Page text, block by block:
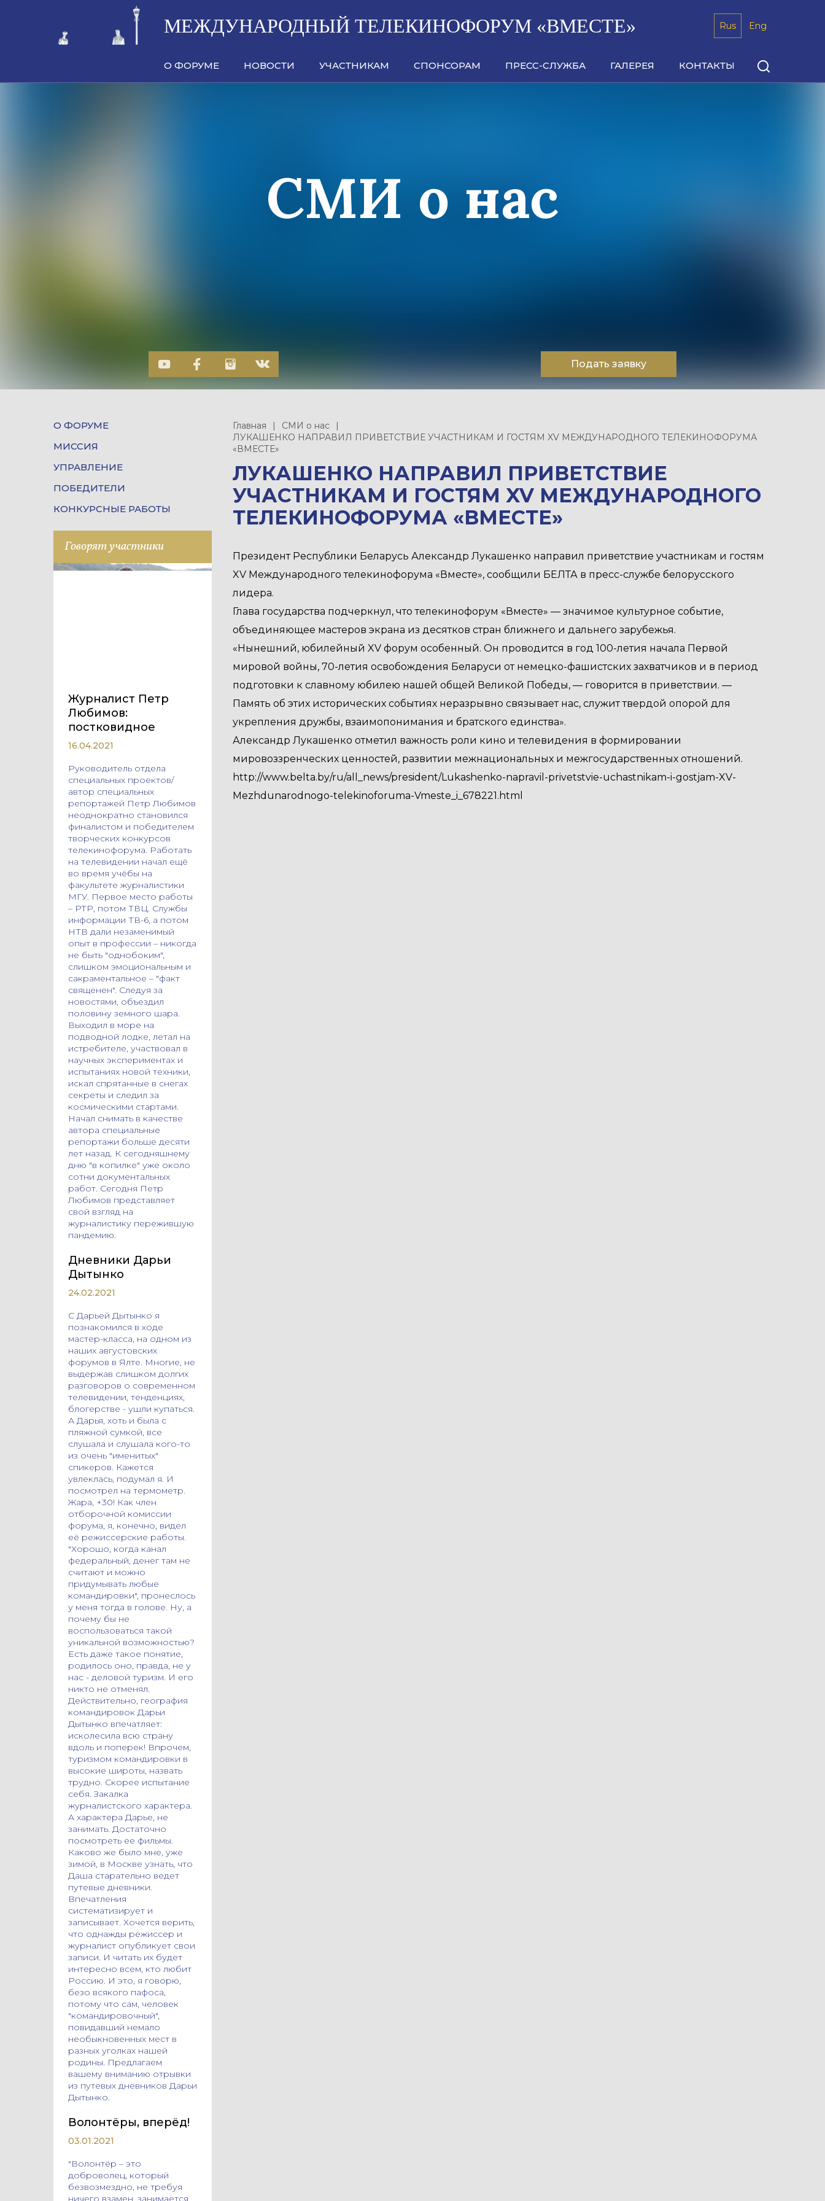
МЕЖДУНАРОДНЫЙ ТЕЛЕКИНОФОРУМ «ВМЕСТЕ» Rus Eng
О ФОРУМЕ НОВОСТИ УЧАСТНИКАМ СПОНСОРАМ ПРЕСС-СЛУЖБА ГАЛЕРЕЯ КОНТАКТЫ
СМИ о нас
Подать заявку
Главная
СМИ о нас
ЛУКАШЕНКО НАПРАВИЛ ПРИВЕТСТВИЕ УЧАСТНИКАМ И ГОСТЯМ XV МЕЖДУНАРОДНОГО ТЕЛЕКИНОФОРУМА
«ВМЕСТЕ»
ЛУКАШЕНКО НАПРАВИЛ ПРИВЕТСТВИЕ
УЧАСТНИКАМ И ГОСТЯМ XV МЕЖДУНАРОДНОГО
ТЕЛЕКИНОФОРУМА «ВМЕСТЕ»
Президент Республики Беларусь Александр Лукашенко направил приветствие участникам и гостям
XV Международного телекинофорума «Вместе», сообщили БЕЛТА в пресс-службе белорусского
лидера.
Глава государства подчеркнул, что телекинофорум «Вместе» — значимое культурное событие,
объединяющее мастеров экрана из десятков стран ближнего и дальнего зарубежья.
«Нынешний, юбилейный XV форум особенный. Он проводится в год 100-летия начала Первой
мировой войны, 70-летия освобождения Беларуси от немецко-фашистских захватчиков и в период
подготовки к славному юбилею нашей общей Великой Победы, — говорится в приветствии. —
Память об этих исторических событиях неразрывно связывает нас, служит твердой опорой для
укрепления дружбы, взаимопонимания и братского единства».
Александр Лукашенко отметил важность роли кино и телевидения в формировании
мировоззренческих ценностей, развитии межнациональных и межгосударственных отношений.
http://www.belta.by/ru/all_news/president/Lukashenko-napravil-privetstvie-uchastnikam-i-gostjam-XV-
Mezhdunarodnogo-telekinoforuma-Vmeste_i_678221.html
О ФОРУМЕ
МИССИЯ
УПРАВЛЕНИЕ
ПОБЕДИТЕЛИ
КОНКУРСНЫЕ РАБОТЫ
Говорят участники
Журналист Петр
Любимов:
постковидное
16.04.2021
Руководитель отдела
специальных проектов/
автор специальных
репортажей Петр Любимов
неоднократно становился
финалистом и победителем
творческих конкурсов
телекинофорума. Работать
на телевидении начал ещё
во время учёбы на
факультете журналистики
МГУ. Первое место работы
– РТР, потом ТВЦ. Службы
информации ТВ-6, а потом
НТВ дали незаменимый
опыт в профессии – никогда
не быть "однобоким",
слишком эмоциональным и
сакраментальное – "факт
священен". Следуя за
новостями, объездил
половину земного шара.
Выходил в море на
подводной лодке, летал на
истребителе, участвовал в
научных экспериментах и
испытаниях новой техники,
искал спрятанные в снегах
секреты и следил за
космическими стартами.
Начал снимать в качестве
автора специальные
репортажи больше десяти
лет назад. К сегодняшнему
дню "в копилке" уже около
сотни документальных
работ. Сегодня Петр
Любимов представляет
свой взгляд на
журналистику пережившую
пандемию.
Дневники Дарьи
Дытынко
24.02.2021
С Дарьей Дытынко я
познакомился в ходе
мастер-класса, на одном из
наших августовских
форумов в Ялте. Многие, не
выдержав слишком долгих
разговоров о современном
телевидении, тенденциях,
блогерстве - ушли купаться.
А Дарья, хоть и была с
пляжной сумкой, все
слушала и слушала кого-то
из очень "именитых"
спикеров. Кажется
увлеклась, подумал я. И
посмотрел на термометр.
Жара, +30! Как член
отборочной комиссии
форума, я, конечно, видел
её режиссерские работы.
"Хорошо, когда канал
федеральный, денег там не
считают и можно
придумывать любые
командировки", пронеслось
у меня тогда в голове. Ну, а
почему бы не
воспользоваться такой
уникальной возможностью?
Есть даже такое понятие,
родилось оно, правда, не у
нас - деловой туризм. И его
никто не отменял.
Действительно, география
командировок Дарьи
Дытынко впечатляет:
исколесила всю страну
вдоль и поперек! Впрочем,
туризмом командировки в
высокие широты, назвать
трудно. Скорее испытание
себя. Закалка
журналистского характера.
А характера Дарье, не
занимать. Достаточно
посмотреть ее фильмы.
Каково же было мне, уже
зимой, в Москве узнать, что
Даша старательно ведет
путевые дневники.
Впечатления
систематизирует и
записывает. Хочется верить,
что однажды режиссер и
журналист опубликует свои
записи. И читать их будет
интересно всем, кто любит
Россию. И это, я говорю,
безо всякого пафоса,
потому что сам, человек
"командировочный",
повидавший немало
необыкновенных мест в
разных уголках нашей
родины. Предлагаем
вашему вниманию отрывки
из путевых дневников Дарьи
Дытынко.
Волонтёры, вперёд!
03.01.2021
"Волонтёр – это
доброволец, который
безвозмездно, не требуя
ничего взамен, занимается